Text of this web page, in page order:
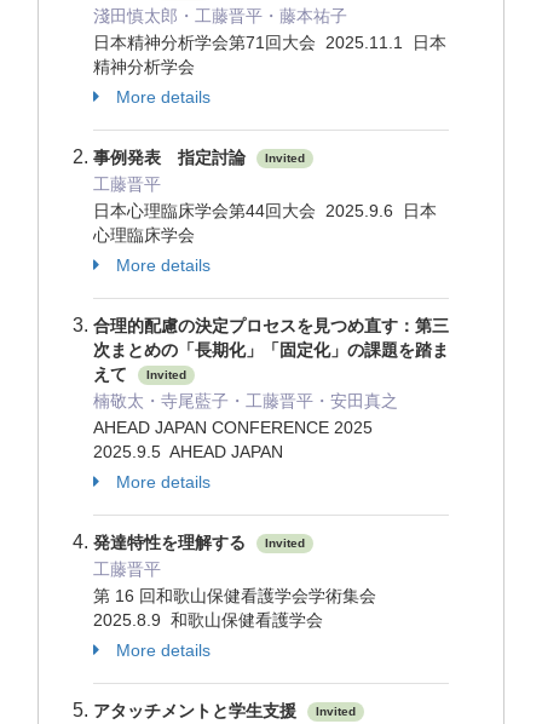
淺田慎太郎・工藤晋平・藤本祐子
日本精神分析学会第71回大会 2025.11.1 日本
精神分析学会
More details
事例発表 指定討論 Invited
工藤晋平
日本心理臨床学会第44回大会 2025.9.6 日本
心理臨床学会
More details
合理的配慮の決定プロセスを⾒つめ直す：第三
次まとめの「⻑期化」「固定化」の課題を踏ま
えて
Invited
楠敬太・寺尾藍子・工藤晋平・安田真之
AHEAD JAPAN CONFERENCE 2025
2025.9.5 AHEAD JAPAN
More details
発達特性を理解する Invited
工藤晋平
第 16 回和歌山保健看護学会学術集会
2025.8.9 和歌山保健看護学会
More details
アタッチメントと学生支援 Invited